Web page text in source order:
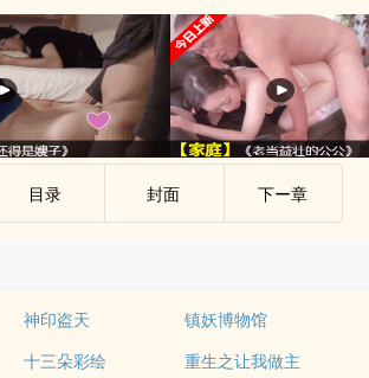
目录 封面 下ー章
神印盗天
镇妖博物馆
十三朵彩绘 重生之让我做主